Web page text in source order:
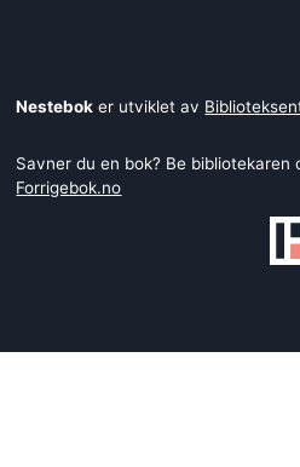
Nestebok er utviklet av
Savner du en bok? Be bibliotekaren
Forrigebok.no